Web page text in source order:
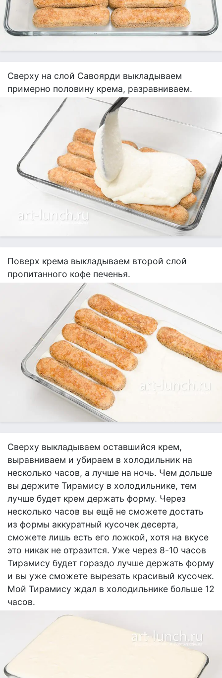
Сверху на слой Савоярди выкладываем
примерно половину крема, разравниваем.
Поверх крема выкладываем второй слой
пропитанного кофе печенья.
Сверху выкладываем оставшийся крем,
выравниваем и убираем в холодильник на
несколько часов, а лучше на ночь. Чем дольше
вы держите Тирамису в холодильнике, тем
лучше будет крем держать форму. Через
несколько часов вы ещё не сможете достать
из формы аккуратный кусочек десерта,
сможете лишь есть его ложкой, хотя на вкусе
это никак не отразится. Уже через 8-10 часов
Тирамису будет гораздо лучше держать форму
и вы уже сможете вырезать красивый кусочек.
Мой Тирамису ждал в холодильнике больше 12
часов.